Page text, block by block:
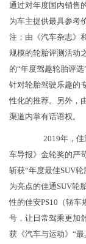
通过对年度国内销售
为车主提供最具参考
注；由《汽车杂志》
规模的轮胎评测活动
的“年度驾趣轮胎评
针对轮胎驾驶乐趣的
性化的推荐。另外，
渠道内掌有话语权。
2019年，佳
车导报》金轮奖的严
斩获“年度最佳SUV
为亮点的佳通SUV轮
性的佳安PS10（轿车
号，让日常驾乘更加
获《汽车与运动》“